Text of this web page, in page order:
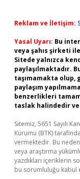
Reklam ve İletişim:
Yasal Uyarı: Bu
veya şahıs şirketi
Sitede yalnızca
paylaşılmaktadır.
taşımamakta olup,
paylaşım
benzerlikleri
taslak halindedir
Sitemiz, 5651 Sayılı
Kurumu (BTK)
vermektedir. Bu
veya araştırma
yazdıkları içeriklerin
bu sorumluluğu kabul